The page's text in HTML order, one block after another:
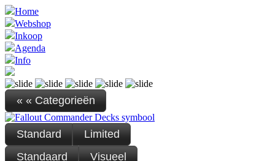
Home
Webshop
Inkoop
Agenda
Info
« « Categorieën
Standard
Limited
Standaard
Visueel